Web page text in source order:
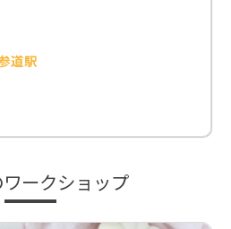
道駅
ークショップ